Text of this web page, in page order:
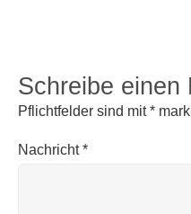
Schreibe einen
Pflichtfelder sind mit*
Nachricht*